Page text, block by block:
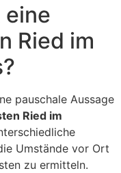
eine
Ried im
pauschale Aussage
Ried im
Umstände vor Ort
zu ermitteln.